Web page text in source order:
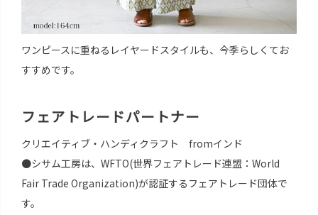
ワンピースに重ねるレイヤードスタイルも、今季らしくてお
すすめです。
フェアトレードパートナー
クリエイティブ・ハンディクラフト fromインド
●シサム工房は、WFTO(世界フェアトレード連盟：World
Fair Trade Organization)が認証するフェアトレード団体で
す。